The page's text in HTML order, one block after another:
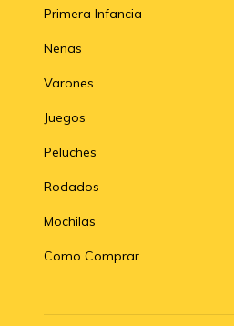
Primera Infancia
Nenas
Varones
Juegos
Peluches
Rodados
Mochilas
Como Comprar